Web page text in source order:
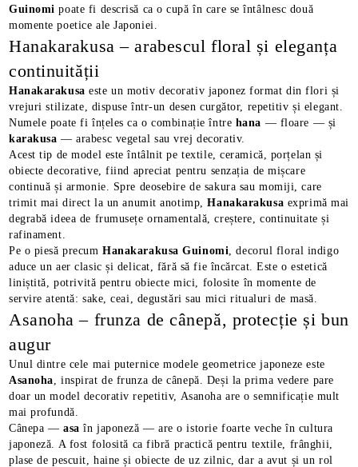
Guinomi poate fi descrisă ca o cupă în care se întâlnesc două
momente poetice ale Japoniei.
Hanakarakusa – arabescul floral și eleganța
continuității
Hanakarakusa este un motiv decorativ japonez format din flori și
vrejuri stilizate, dispuse într-un desen curgător, repetitiv și elegant.
Numele poate fi înțeles ca o combinație între hana — floare — și
karakusa — arabesc vegetal sau vrej decorativ.
Acest tip de model este întâlnit pe textile, ceramică, porțelan și
obiecte decorative, fiind apreciat pentru senzația de mișcare
continuă și armonie. Spre deosebire de sakura sau momiji, care
trimit mai direct la un anumit anotimp,Hanakarakusa exprimă mai
degrabă ideea de frumusețe ornamentală, creștere, continuitate și
rafinament.
Pe o piesă precumHanakarakusa Guinomi, decorul floral indigo
aduce un aer clasic și delicat, fără să fie încărcat. Este o estetică
liniștită, potrivită pentru obiecte mici, folosite în momente de
servire atentă: sake, ceai, degustări sau mici ritualuri de masă.
Asanoha – frunza de cânepă, protecție și bun
augur
Unul dintre cele mai puternice modele geometrice japoneze este
Asanoha, inspirat de frunza de cânepă. Deși la prima vedere pare
doar un model decorativ repetitiv, Asanoha are o semnificație mult
mai profundă.
Cânepa —asa în japoneză — are o istorie foarte veche în cultura
japoneză. A fost folosită ca fibră practică pentru textile, frânghii,
plase de pescuit, haine și obiecte de uz zilnic, dar a avut și un rol